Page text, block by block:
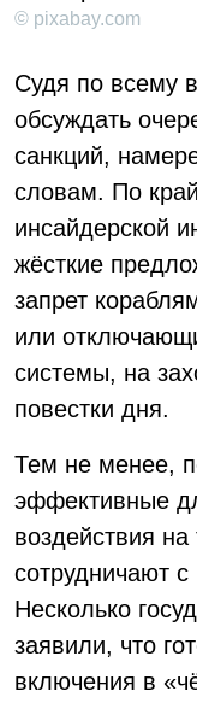
© pixabay.com
Судя по всему
обсуждать
санкций,
словам. По
инсайдерской
жёсткие
запрет
или
системы, на
повестки дня.
Тем не менее,
эффективные
воздействия
сотрудничают
Несколько
заявили, что
включения в